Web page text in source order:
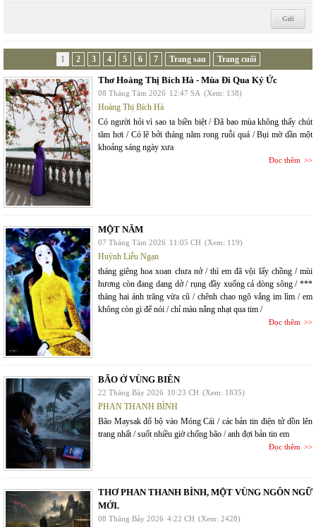
1 2 3 4 5 6 7 Trang sau Trang cuối
Thơ Hoàng Thị Bích Hà - Mùa Đi Qua Ký Ức
08 Tháng Tám 2026 12:47 SA (Xem: 138)
Hoàng Thị Bích Hà
Có người hỏi vì sao ta biền biệt / Đã bao mùa không thấy chút
tăm hơi / Có lẽ bởi tháng năm rong ruỗi quá / Bụi mờ dần một
khoảng sáng ngày xưa
Đọc thêm
MỘT NĂM
07 Tháng Tám 2026 11:05 CH (Xem: 119)
Huỳnh Liễu Ngạn
tháng giêng hoa xoan chưa nở / thì em đã vội lấy chồng / mùi
hương còn đang dang dở / rụng đầy xuống cả dòng sông / ***
tháng hai ánh trăng vừa cũ / chênh chao ngõ vắng im lìm / em
không còn gì để nói / chỉ màu nắng nhạt qua tim /
Đọc thêm
BÃO Ở VÙNG BIÊN
22 Tháng Bảy 2026 10:23 CH (Xem: 1835)
PHAN THANH BÌNH
Bão Maysak đổ bộ vào Móng Cái / các bản tin điện tử dồn lên
trang nhất / suốt nhiều giờ chống bão / anh đợi bản tin em
Đọc thêm
THƠ PHAN THANH BÌNH, MỘT VÙNG NGÔN NGỮ
MỚI.
08 Tháng Bảy 2026 4:22 CH (Xem: 2428)